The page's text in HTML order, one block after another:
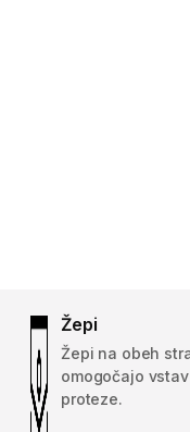
Žepi
Žepi na obeh
omogočajo
proteze.